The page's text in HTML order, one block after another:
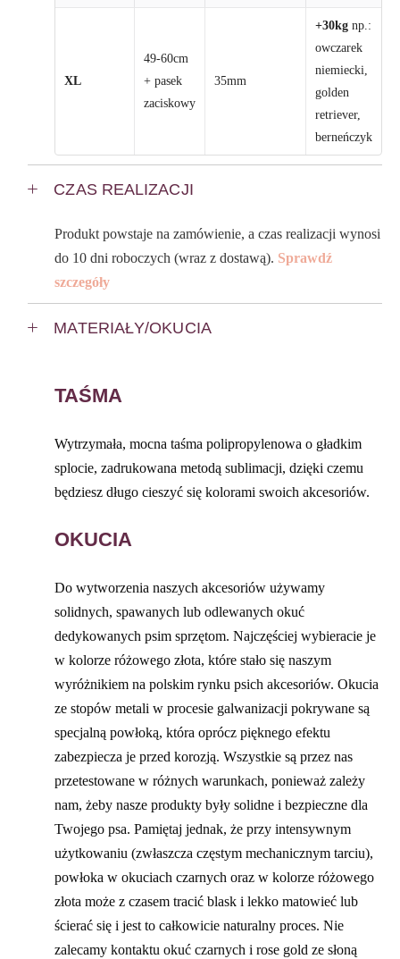
XL
49-60cm
+ pasek
zaciskowy
35mm
+30kg np.:
owczarek
niemiecki,
golden
retriever,
berneńczyk
CZAS REALIZACJI
Produkt powstaje na zamówienie, a czas realizacji wynosi
do 10 dni roboczych (wraz z dostawą). Sprawdź
szczegóły
MATERIAŁY/OKUCIA
TAŚMA
Wytrzymała, mocna taśma polipropylenowa o gładkim
splocie, zadrukowana metodą sublimacji, dzięki czemu
będziesz długo cieszyć się kolorami swoich akcesoriów.
OKUCIA
Do wytworzenia naszych akcesoriów używamy
solidnych, spawanych lub odlewanych okuć
dedykowanych psim sprzętom. Najczęściej wybieracie je
w kolorze różowego złota, które stało się naszym
wyróżnikiem na polskim rynku psich akcesoriów. Okucia
ze stopów metali w procesie galwanizacji pokrywane są
specjalną powłoką, która oprócz pięknego efektu
zabezpiecza je przed korozją. Wszystkie są przez nas
przetestowane w różnych warunkach, ponieważ zależy
nam, żeby nasze produkty były solidne i bezpieczne dla
Twojego psa. Pamiętaj jednak, że przy intensywnym
użytkowaniu (zwłaszcza częstym mechanicznym tarciu),
powłoka w okuciach czarnych oraz w kolorze różowego
złota może z czasem tracić blask i lekko matowieć lub
ścierać się i jest to całkowicie naturalny proces. Nie
zalecamy kontaktu okuć czarnych i rose gold ze słoną